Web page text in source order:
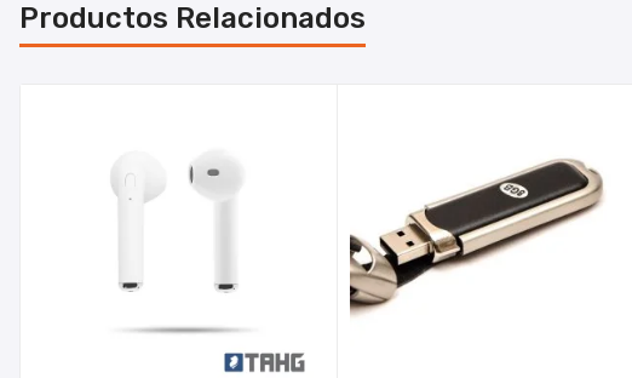
Productos Relacionados